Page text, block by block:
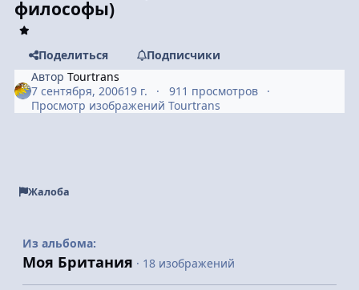
философы)
Поделиться
Подписчики
АвторTourtrans
7 сентября, 200619 г.
911 просмотров
Просмотр изображений Tourtrans
Жалоба
Из альбома:
Моя Британия · 18 изображений